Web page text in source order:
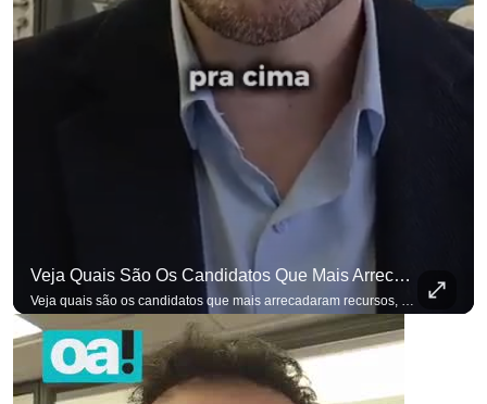
Veja Quais São Os Candidatos Que Mais Arrecadaram Recursos, Até Agora, Por Meio De Vaquinhas Eleito
Veja quais são os candidatos que mais arrecadaram recursos, até agora, por meio de vaquinhas eleitorais. #OAntagonista Se você busca informação com credibilidade, inscreva-se agora e ative o
para não perder nenhuma